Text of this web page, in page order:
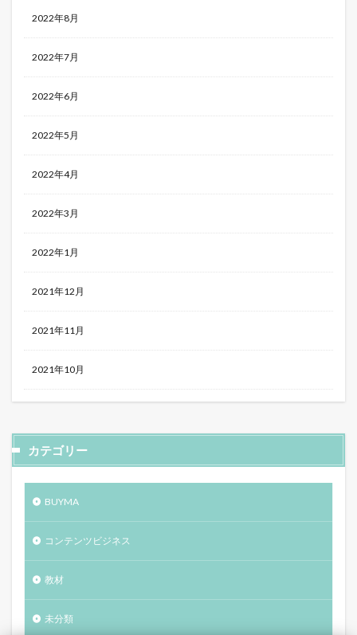
2022年8月
2022年7月
2022年6月
2022年5月
2022年4月
2022年3月
2022年1月
2021年12月
2021年11月
2021年10月
カテゴリー
BUYMA
コンテンツビジネス
教材
未分類